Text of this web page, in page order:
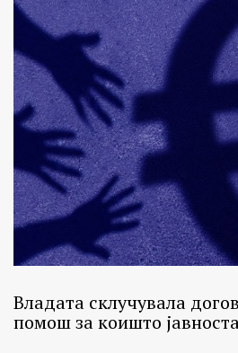
Владата склучувала
помош за коишто